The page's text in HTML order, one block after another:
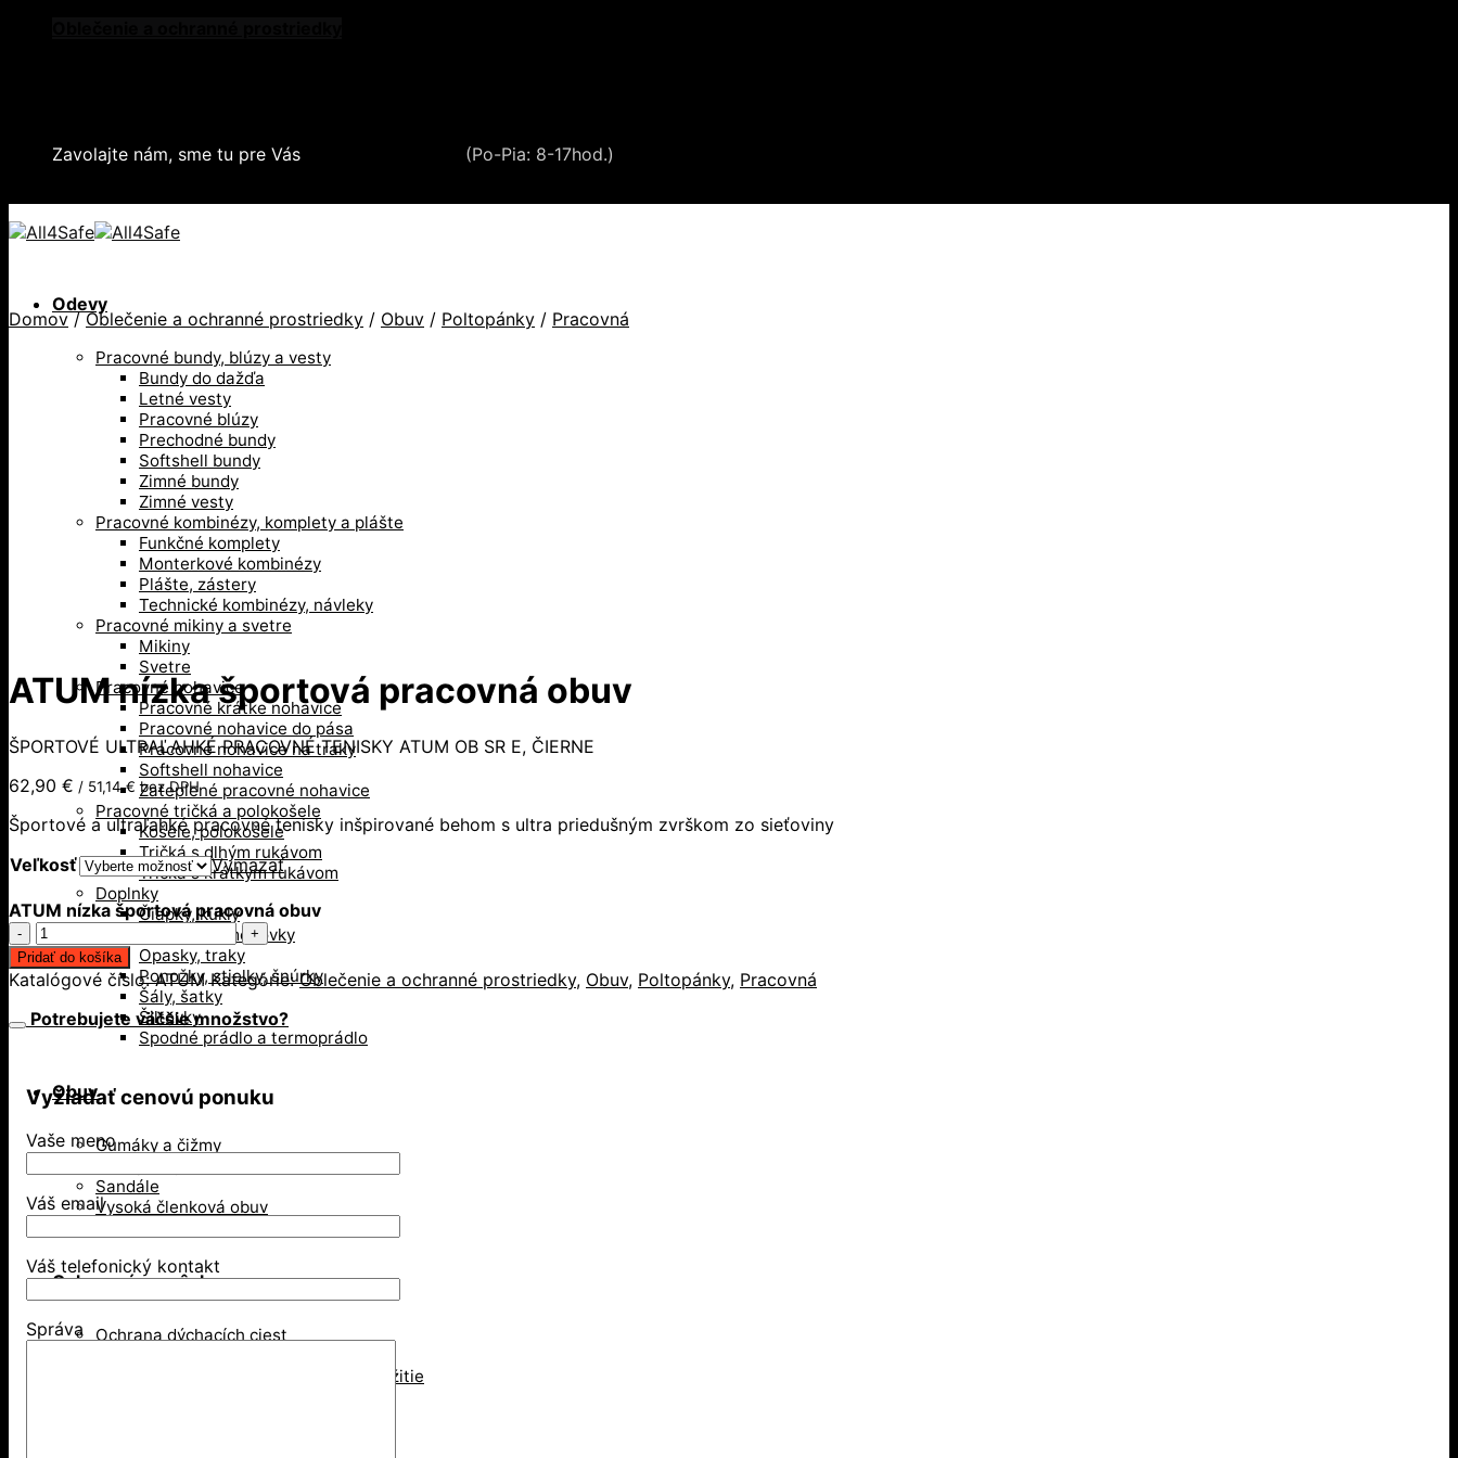
Zavolajte nám, sme tu pre Vás
(Po-Pia: 8-17hod.)
Odevy
Pracovné bundy, blúzy a vesty
Bundy do dažďa
Letné vesty
Pracovné blúzy
Prechodné bundy
Softshell bundy
Zimné bundy
Zimné vesty
Pracovné kombinézy, komplety a plášte
Funkčné komplety
Monterkové kombinézy
Plášte, zástery
Technické kombinézy, návleky
Pracovné mikiny a svetre
Mikiny
Svetre
Pracovné nohavice
Pracovné krátke nohavice
Pracovné nohavice do pása
Pracovné nohavice na traky
Softshell nohavice
Zateplené pracovné nohavice
Pracovné tričká a polokošele
Košele, polokošele
Tričká s dlhým rukávom
Tričká s krátkym rukávom
Doplnky
Čiapky, kukly
Kolenačky, menovky
Opasky, traky
Ponožky, stielky, šnúrky
Šály, šatky
Šiltovky
Spodné prádlo a termoprádlo
Obuv
Gumáky a čižmy
Sandále
Vysoká členková obuv
Ochranné pomôcky
Ochrana dýchacích ciest
Respirátory na viacnásobné použitie
Domov / Oblečenie a ochranné prostriedky / Obuv / Poltopánky / Pracovná
ATUM nízka športová pracovná obuv
ŠPORTOVÉ ULTRAĽAHKÉ PRACOVNÉ TENISKY ATUM OB SR E, ČIERNE
62,90 € / 51,14€ bez DPH
Športové a ultraľahké pracovné tenisky inšpirované behom s ultra priedušným zvrškom zo sieťoviny
Veľkosť
Vymazať
ATUM nízka športová pracovná obuv
množstvo
ATUM
nízka
športová
pracovná
Pridať do košíka
Katalógové číslo:ATUM Kategórie:Oblečenie a ochranné prostriedky, Obuv, Poltopánky, Pracovná
Potrebujete väčšie množstvo?
Vyžiadať cenovú ponuku
Vaše meno
Váš email
Váš telefonický kontakt
Správa